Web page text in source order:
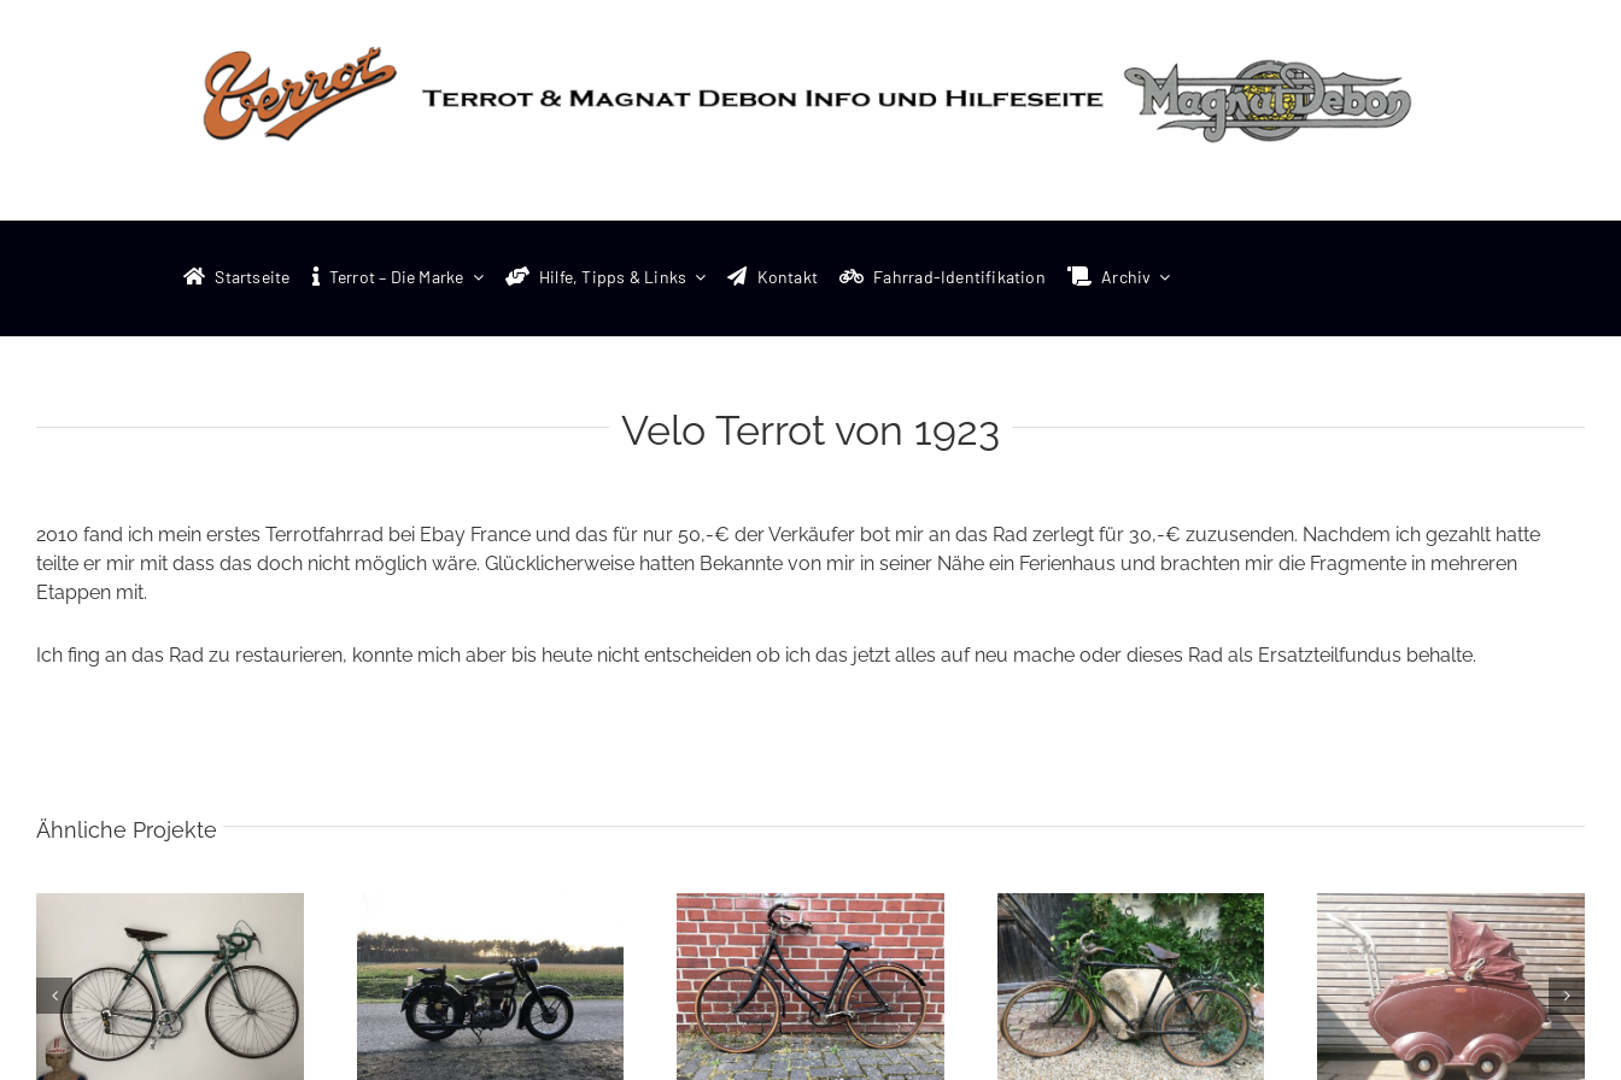
Startseite Terrot – Die Marke Hilfe, Tipps & Links Kontakt Fahrrad-Identifikation Archiv
Velo Terrot von 1923
2010 fand ich mein erstes Terrotfahrrad bei Ebay France und das für nur 50,-€ der Verkäufer bot mir an das Rad zerlegt für 30,-€ zuzusenden. Nachdem ich gezahlt hatte
teilte er mir mit dass das doch nicht möglich wäre. Glücklicherweise hatten Bekannte von mir in seiner Nähe ein Ferienhaus und brachten mir die Fragmente in mehreren
Etappen mit.
Ich fing an das Rad zu restaurieren, konnte mich aber bis heute nicht entscheiden ob ich das jetzt alles auf neu mache oder dieses Rad als Ersatzteilfundus behalte.
Ähnliche Projekte
1951 Terrot RGST
1916 Velo Terrot
Kinderfahrrad
1909 Velo Terrot
1938 Kinderwagen Terrot
Landau Model Aurore1938